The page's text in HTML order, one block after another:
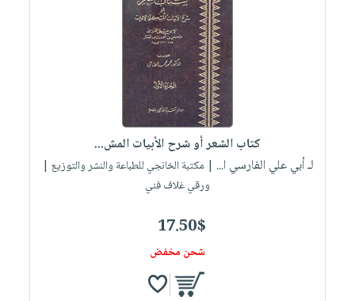
كتاب الشعر أو شرح الأبيات المش...
لـ أبي علي الفارسي ا... | مكتبة الخانجي للطباعة والنشر والتوزيع |
ورقي غلاف فني
17.50$
شحن مخفض